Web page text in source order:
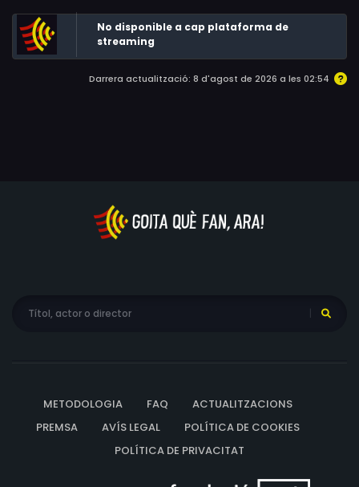
Turpault, Michel Weinstadt, Abbes Zahmani, Lucienne
Hamon, Catherine Arditi, Anne Roussel, Jean Champion,
Emmanuelle Chaulet, Pierre Decazes, Nicolas Trong,
No disponible a cap plataforma de
streaming
Darrera actualització: 8 d'agost de 2026 a les 02:54
METODOLOGIA FAQ
ACTUALITZACIONS
PREMSA
AVÍS LEGAL
POLÍTICA DE COOKIES
POLÍTICA DE PRIVACITAT